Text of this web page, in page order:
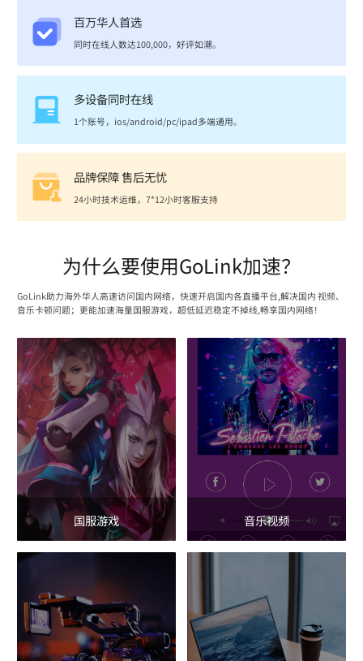
百万华人首选
同时在线人数达100,000，好评如潮。
多设备同时在线
1个账号，ios/android/pc/ipad多端通用。
品牌保障 售后无忧
24小时技术运维，7*12小时客服支持
为什么要使用GoLink加速？
GoLink助力海外华人高速访问国内网络，快速开启国内各直播平台,解决国内 视频、
音乐卡顿问题；更能加速海量国服游戏，超低延迟稳定不掉线,畅享国内网络！
国服游戏 音乐视频